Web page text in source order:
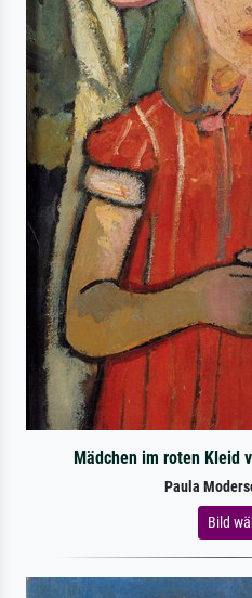
Mädchen im roten Kleid
Paula
Bild